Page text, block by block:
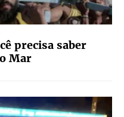
precisa saber
Mar